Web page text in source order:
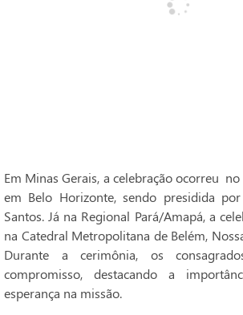
Em Minas Gerais, a celebração ocorreu no
em Belo Horizonte, sendo presidida
Santos. Já na Regional Pará/Amapá, a
na Catedral Metropolitana de Belém,
Durante a cerimônia, os
compromisso, destacando a
esperança na missão.